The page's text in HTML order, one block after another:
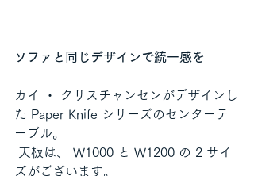
ソファと同じデザインで統一感を
カイ ・ クリスチャンセンがデザインし
た Paper Knife シリーズのセンターテ
ーブル。
ズがございます。